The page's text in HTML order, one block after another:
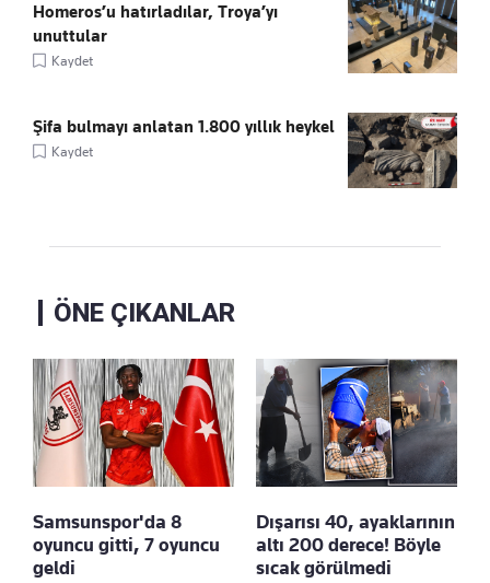
Homeros’u hatırladılar, Troya’yı
unuttular
Kaydet
Şifa bulmayı anlatan 1.800 yıllık heykel
Kaydet
ÖNE ÇIKANLAR
Samsunspor'da 8
oyuncu gitti, 7 oyuncu
geldi
Dışarısı 40, ayaklarının
altı 200 derece! Böyle
sıcak görülmedi